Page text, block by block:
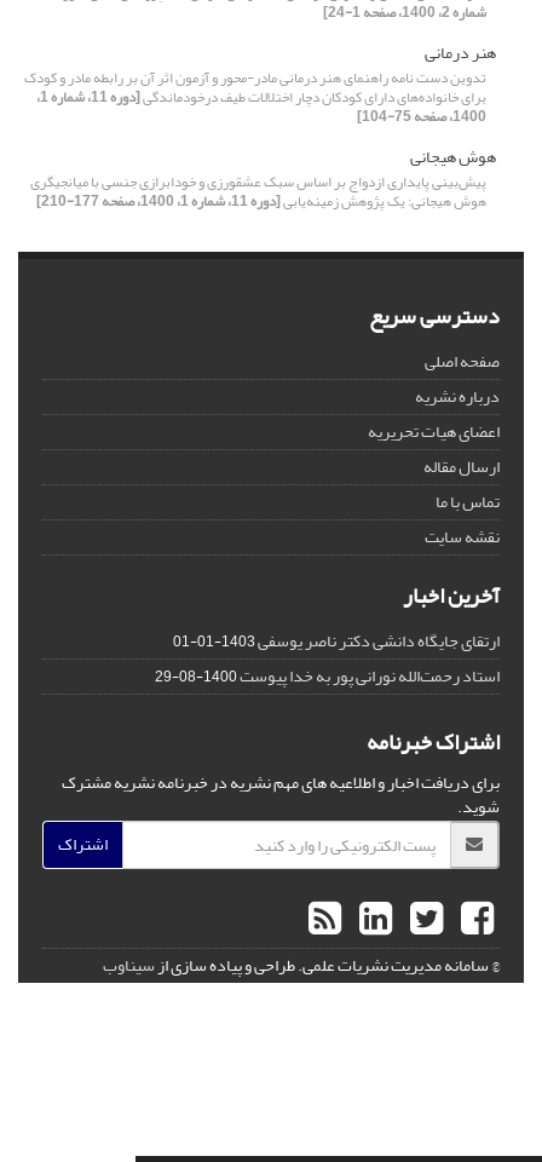
شماره 2، 1400، صفحه 1-24]
هنر درمانی
تدوین دست نامه راهنمای هنر درمانی مادر-محور و آزمون اثر آن بر رابطه مادر و کودک
برای خانواده‌های دارای کودکان دچار اختلالات طیف درخودماندگی [دوره 11، شماره 1،
1400، صفحه 75-104]
هوش هیجانی
پیش‌بینی پایداری ازدواج بر اساس سبک عشق‏ورزی‏ و خودابرازی جنسی با میانجی‏گری
هوش هیجانی: یک پژوهش زمینه‌یابی[دوره 11، شماره 1، 1400، صفحه 177-210]
دسترسی سریع
صفحه اصلی
درباره نشریه
اعضای هیات تحریریه
ارسال مقاله
تماس با ما
نقشه سایت
آخرین اخبار
ارتقای جایگاه دانشی دکتر ناصر یوسفی1403-01-01
استاد رحمت‌الله نورانی پور به خدا پیوست1400-08-29
اشتراک خبرنامه
برای دریافت اخبار و اطلاعیه های مهم نشریه در خبرنامه نشریه مشترک
شوید.
اشتراک
© سامانه مدیریت نشریات علمی.طراحی و پیاده سازی ازسیناوب